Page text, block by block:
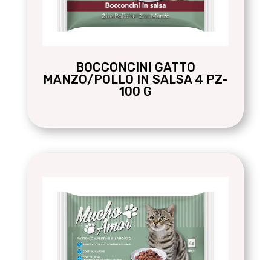
BOCCONCINI GATTO
MANZO/POLLO IN SALSA 4 PZ-
100 G